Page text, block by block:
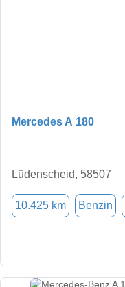
Mercedes A 180
Lüdenscheid, 58507
10.425 km Benzin